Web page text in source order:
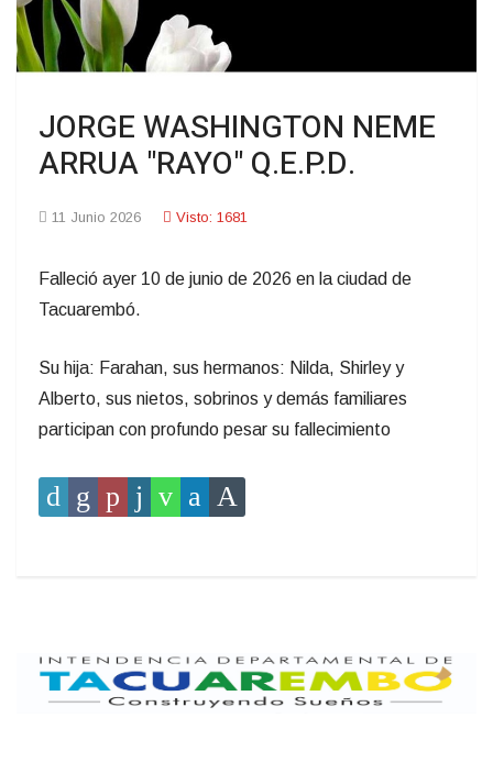
JORGE WASHINGTON NEME
ARRUA "RAYO" Q.E.P.D.
11 Junio 2026 Visto: 1681
Falleció ayer 10 de junio de 2026 en la ciudad de
Tacuarembó.
Su hija: Farahan, sus hermanos: Nilda, Shirley y
Alberto, sus nietos, sobrinos y demás familiares
participan con profundo pesar su fallecimiento